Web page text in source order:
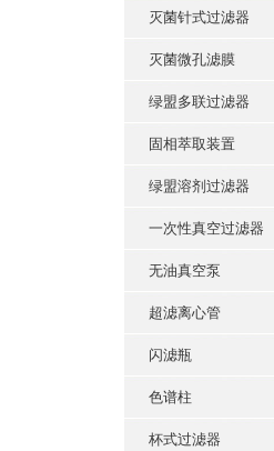
灭菌针式过滤器
灭菌微孔滤膜
绿盟多联过滤器
固相萃取装置
绿盟溶剂过滤器
一次性真空过滤器
无油真空泵
超滤离心管
闪滤瓶
色谱柱
杯式过滤器